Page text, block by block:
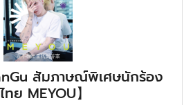
สัมภาษณ์พิเศษนักร้อง
ย MEYOU】